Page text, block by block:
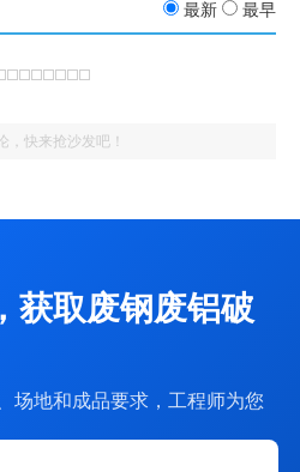
最新 最早
，快来抢沙发吧！
获取废钢废铝破
场地和成品要求，工程师为您